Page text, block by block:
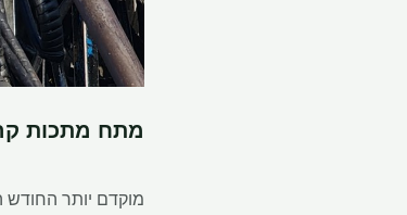
מתח מתכות
מוקדם יותר החודש